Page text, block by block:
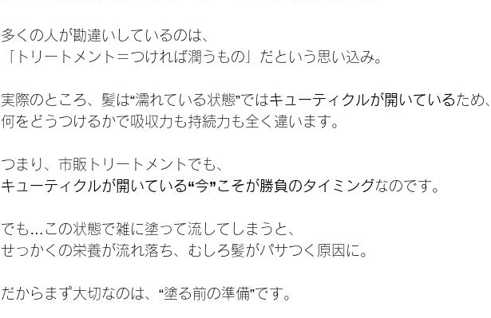
多くの人が勘違いしているのは、
「トリートメント＝つければ潤うもの」だという思い込み。
実際のところ、髪は“濡れている状態”ではキューティクルが開いている ため
何をどうつけるかで吸収力も持続力も全く違います。
つまり、市販トリートメントでも、
キューティクルが開いている“今”こそが勝負のタイミングなのです。
でも…この状態で雑に塗って流してしまうと、
せっかくの栄養が流れ落ち、むしろ髪がパサつく原因に。
だからまず大切なのは、“塗る前の準備”です。